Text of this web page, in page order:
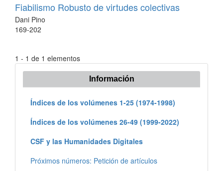
Fiabilismo Robusto de virtudes colectivas
Dani Pino
169-202
1 - 1 de 1 elementos
Información
Índices de los volúmenes 1-25 (1974-1998)
Índices de los volúmenes 26-49 (1999-2022)
CSF y las Humanidades Digitales
Próximos números: Petición de artículos